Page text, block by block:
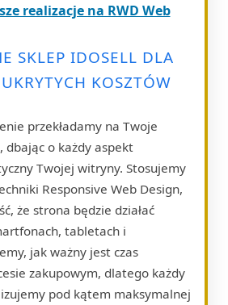
realizacje na RWD Web
SKLEP IDOSELL DLA
KOSZTÓW
przekładamy na Twoje
dbając o każdy aspekt
Twojej witryny. Stosujemy
Responsive Web Design,
że strona będzie działać
tabletach i
jak ważny jest czas
zakupowym, dlatego każdy
pod kątem maksymalnej